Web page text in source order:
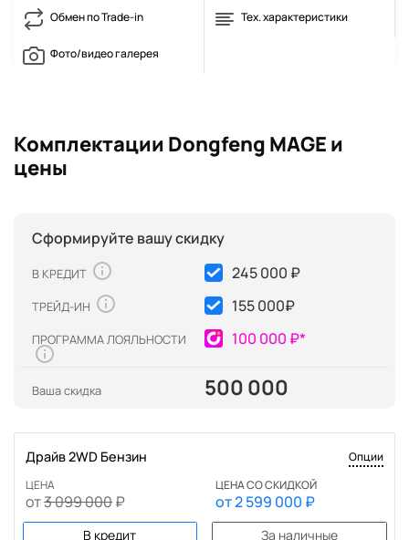
Обмен по Trade-in Тех. характеристики
Фото/видео галерея
Комплектации Dongfeng MAGE и
цены
Сформируйте вашу скидку
В КРЕДИТ 245 000 ₽
ТРЕЙД-ИН 155 000₽
ПРОГРАММА ЛОЯЛЬНОСТИ 100 000 ₽*
Ваша скидка 500 000
Опции
Драйв 2WD Бензин
ЦЕНА
от3 099 000₽
ЦЕНА СО СКИДКОЙ
от2 599 000 ₽
В кредит За наличные